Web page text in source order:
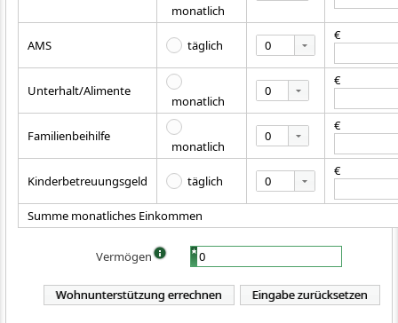
monatlich
AMS täglich 0
€
Unterhalt/Alimente
monatlich
0
€
Familienbeihilfe
monatlich
0
€
Kinderbetreuungsgeld täglich 0
€
Summe monatliches Einkommen
Vermögen
Wohnunterstützung errechnen Eingabe zurücksetzen